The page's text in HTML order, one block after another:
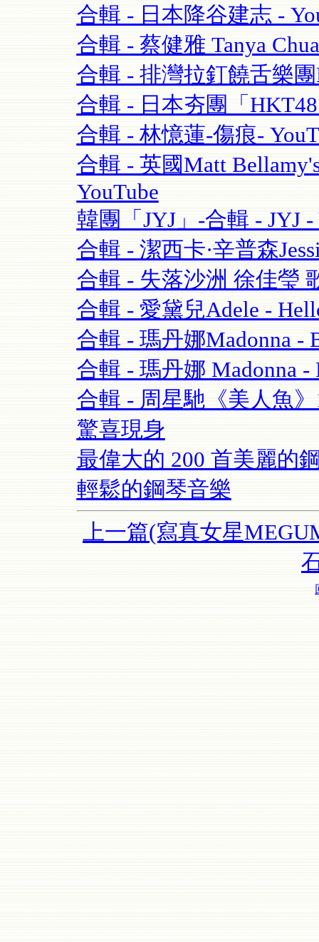
合輯 - 日本降谷建志 -
合輯 - 蔡健雅 Tanya
合輯 - 排灣拉釘饒舌樂
合輯 - 日本夯團「
合輯 - 林憶蓮-傷痕-
合輯 - 英國Matt
YouTube
韓團「JYJ」-合輯 - JYJ -
合輯 - 潔西卡·辛普森
合輯 - 失落沙洲 徐佳瑩
合輯 - 愛黛兒Adele -
合輯 - 瑪丹娜Madonna -
合輯 - 瑪丹娜 Madonna -
合輯 - 周星馳《美人魚
驚喜現身
最偉大的 200 首美麗的
輕鬆的鋼琴音樂
上一篇(寫真女星